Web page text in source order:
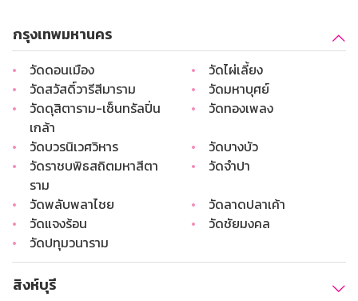
กรุงเทพมหานคร
• วัดดอนเมือง •
วัดไผ่เลี้ยง
•
วัดสวัสดิ์วารีสีมาราม •
วัดมหาบุศย์
•
วัดดุสิตาราม-เซ็นทรัลปิ่น
เกล้า
•
วัดทองเพลง
•
วัดบวรนิเวศวิหาร •
วัดบางบัว
•
วัดราชบพิธสถิตมหาสีตา
ราม
•
วัดจำปา
•
วัดพลับพลาไชย •
วัดลาดปลาเค้า
•
วัดแจงร้อน •
วัดชัยมงคล
•
วัดปทุมวนาราม
สิงห์บุรี